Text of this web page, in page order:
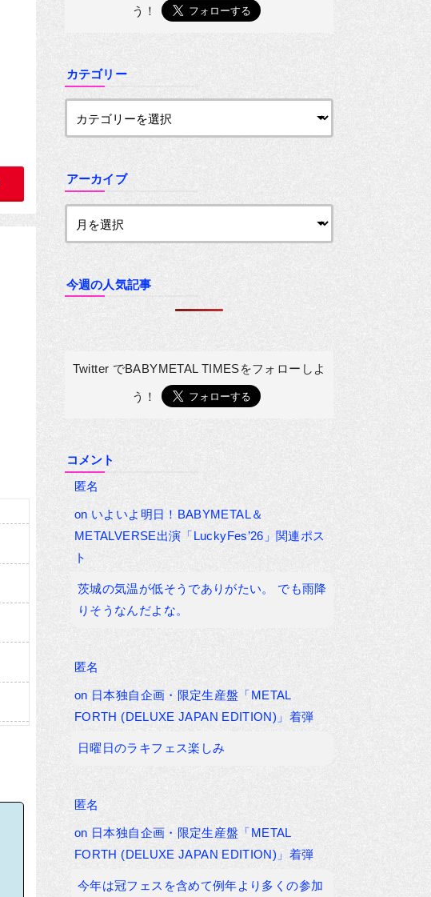
う！
カテゴリー
アーカイブ
今週の人気記事
Twitter でBABYMETAL TIMESをフォローしよ
う！
コメント
匿名
on いよいよ明日！BABYMETAL＆
METALVERSE出演「LuckyFes’26」関連ポス
ト
茨城の気温が低そうでありがたい。 でも雨降
りそうなんだよな。
匿名
on 日本独自企画・限定生産盤「METAL
FORTH (DELUXE JAPAN EDITION)」着弾
日曜日のラキフェス楽しみ
匿名
on 日本独自企画・限定生産盤「METAL
FORTH (DELUXE JAPAN EDITION)」着弾
今年は冠フェスを含めて例年より多くの参加